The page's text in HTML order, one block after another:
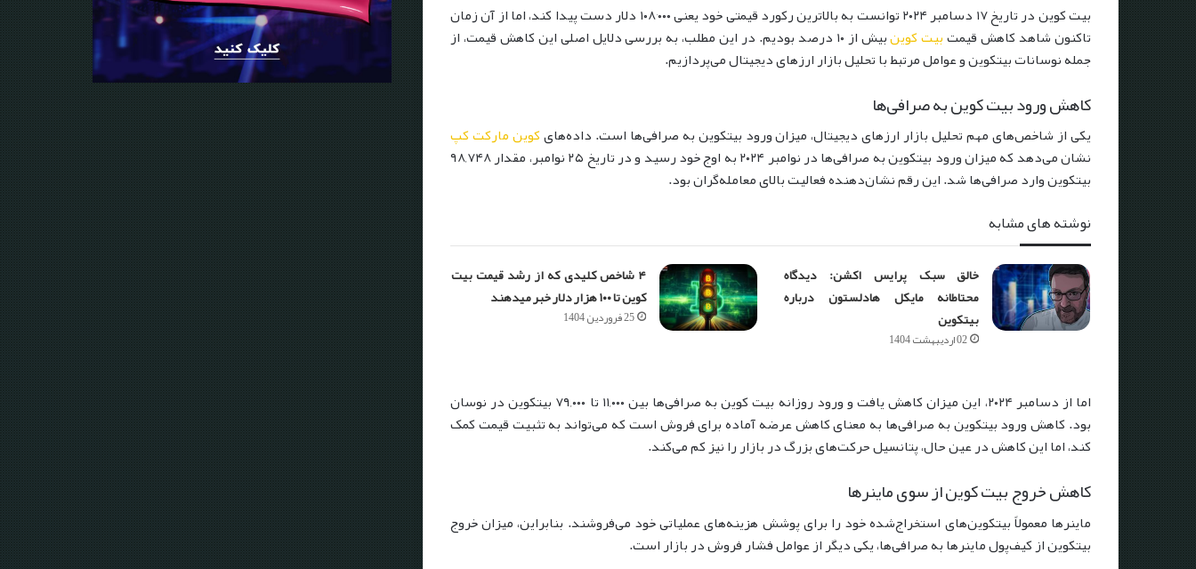
بیت کوین در تاریخ ۱۷ دسامبر ۲۰۲۴ توانست به بالاترین رکورد قیمتی خود یعنی ۱۰۸٬۰۰۰ دلار دست پیدا کند، اما از آن زمان
تاکنون شاهد کاهش قیمتبیت کوین
بیش از ۱۰ درصد بودیم. در این مطلب، به بررسی دلایل اصلی این کاهش قیمت، از
جمله نوسانات بیتکوین و عوامل مرتبط با تحلیل بازار ارزهای دیجیتال می‌پردازیم.
کاهش ورود بیت کوین به صرافی‌ها
یکی از شاخص‌های مهم تحلیل بازار ارزهای دیجیتال، میزان ورود بیتکوین به صرافی‌ها است. داده‌هایکوین مارکت کپ
نشان می‌دهد که میزان ورود بیتکوین به صرافی‌ها در نوامبر ۲۰۲۴ به اوج خود رسید و در تاریخ ۲۵ نوامبر، مقدار ۹۸,۷۴۸
بیتکوین وارد صرافی‌ها شد. این رقم نشان‌دهنده فعالیت بالای معامله‌گران بود.
نوشته های مشابه
خالق سبک پرایس اکشن: دیدگاه
محتاطانه مایکل هادلستون درباره
بیتکوین
02 اردیبهشت 1404
۴ شاخص کلیدی که از رشد قیمت بیت
کوین تا ۱۰۰ هزار دلار خبر می‎دهند
25 فروردین 1404
اما از دسامبر ۲۰۲۴، این میزان کاهش یافت و ورود روزانه بیت کوین به صرافی‌ها بین ۱۱,۰۰۰ تا ۷۹,۰۰۰ بیتکوین در نوسان
بود. کاهش ورود بیتکوین به صرافی‌ها به معنای کاهش عرضه آماده برای فروش است که می‌تواند به تثبیت قیمت کمک
کند، اما این کاهش در عین حال، پتانسیل حرکت‌های بزرگ در بازار را نیز کم می‌کند.
کاهش خروج بیت کوین از سوی ماینرها
ماینرها معمولاً بیتکوین‌های استخراج‌شده خود را برای پوشش هزینه‌های عملیاتی خود می‌فروشند. بنابراین، میزان خروج
بیتکوین از کیف‌پول ماینرها به صرافی‌ها، یکی دیگر از عوامل فشار فروش در بازار است.